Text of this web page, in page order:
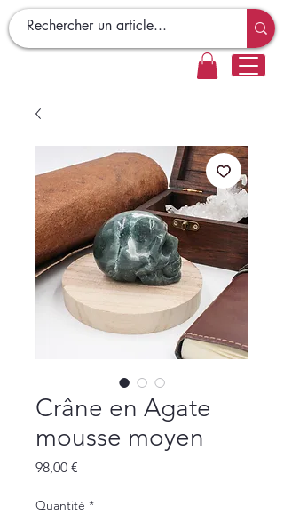
Crâne en Agate
mousse moyen
98,00 €
Quantité *